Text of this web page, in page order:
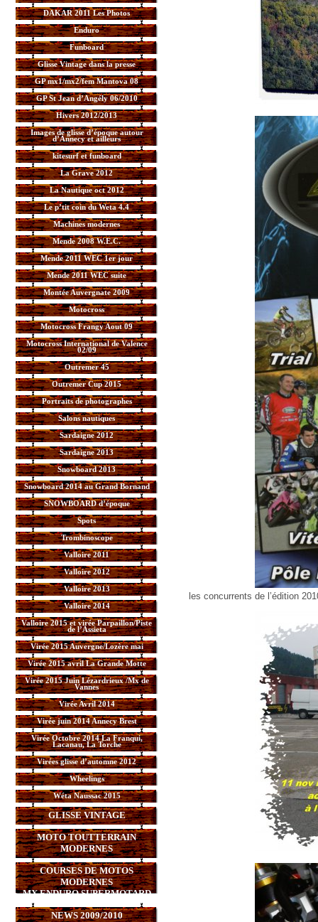
DAKAR 2011 Les Photos
Enduro
Funboard
Glisse Vintage dans la presse
GP mx1/mx2/fem Mantova 08
GP St Jean d’Angély 06/2010
Hivers 2012/2013
Images de glisse d’époque autour
d’Annecy et ailleurs
kitesurf et funboard
La Grave 2012
La Nautique oct 2012
Le p’tit coin du Weta 4.4
Machines modernes
Mende 2008 W.E.C.
Mende 2011 WEC 1er jour
Mende 2011 WEC suite
Montée Auvergnate 2009
Motocross
Motocross Frangy Aout 09
Motocross International de Valence
02/09
Outremer 45
Outremer Cup 2015
Portraits de photographes
Salons nautiques
Sardaigne 2012
Sardaigne 2013
Snowboard 2013
Snowboard 2014 au Grand Bornand
SNOWBOARD d’époque
Spots
Trombinoscope
Valloire 2011
Valloire 2012
Valloire 2013
Valloire 2014
Valloire 2015 et virée Parpaillon/Piste
de l’Assieta
Virée 2015 Auvergne/Lozère mai
Virée 2015 avril La Grande Motte
Virée 2015 Juin Lézardrieux /Mx de
Vannes
Virée Avril 2014
Virée juin 2014 Annecy Brest
Virée Octobre 2014 La Franqui,
Lacanau, La Torche
Virées glisse d’automne 2012
Wheelings
Wéta Naussac 2015
GLISSE VINTAGE
MOTO TOUTTERRAIN
MODERNES
COURSES DE MOTOS
MODERNES
MX,ENDURO,SUPERMOTARD
NEWS 2009/2010
les concurrents de l’édition